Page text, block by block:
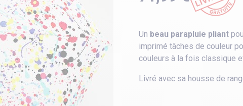
Un beau parapluie pliant
imprimé tâches de couleur
couleurs à la fois classique
Livré avec sa housse de